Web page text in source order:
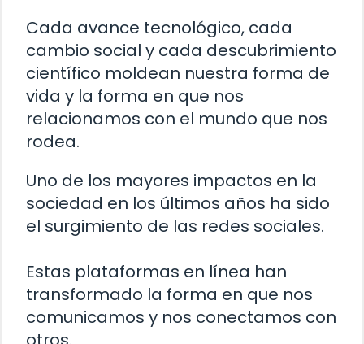
Cada avance tecnológico, cada
cambio social y cada descubrimiento
científico moldean nuestra forma de
vida y la forma en que nos
relacionamos con el mundo que nos
rodea.
Uno de los mayores impactos en la
sociedad en los últimos años ha sido
el surgimiento de las redes sociales.
Estas plataformas en línea han
transformado la forma en que nos
comunicamos y nos conectamos con